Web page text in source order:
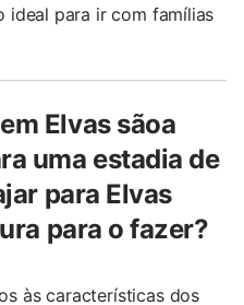
ideal para ir com famílias
Elvas sãoa
uma estadia de
para Elvas
para o fazer?
às características dos